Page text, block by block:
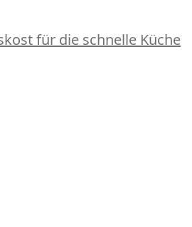
für die schnelle Küche